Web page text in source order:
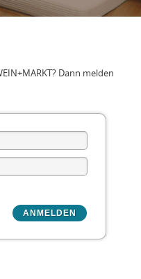
Dann melden